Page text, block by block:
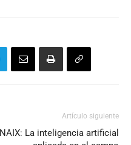
Artículo siguiente
INAIX: La inteligencia artificial